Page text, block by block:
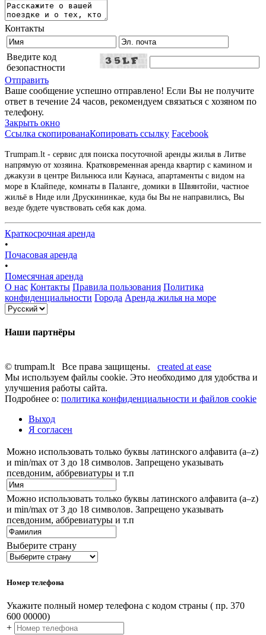
Контакты
Введите код
безопастности
Отправить
Ваше сообщение успешно отправлено! Если Вы не получите
ответ в течение 24 часов, рекомендуем связаться с хозяном по
телефону.
Закрыть окно
Ссылка скопированаКопировать ссылку Facebook
Trumpam.lt - сервис для поиска посуточной аренды жилья в Литве
напрямую от хозяина. Кратковременная аренда квартир с камином и
джакузи в центре Вильнюса или Каунаса, апартаменты с видом на
море в Клайпеде, комнаты в Паланге, домики в Швянтойи, частное
жильё в Ниде или Друскининкае, куда бы Вы не направились, Вы
везде будете чувствовать себя как дома.
Краткосрочная аренда
•
Почасовая аренда
•
Помесячная аренда
О нас Контакты Правила пользования Политика
конфиденциальности Города Аренда жилья на море
Наши партнёры
© trumpam.lt Все права защищены. created at ease
Мы используем файлы cookie. Это необходимо для удобства и
улучшения работы сайта.
Подробнее о: политика конфиденциальности и файлов cookie
Выход
Я согласен
Можно использовать только буквы латинского алфавита (a–z)
и min/max от 3 до 18 символов. Запрещено указывать
псевдоним, аббревиатуры и т.п
Можно использовать только буквы латинского алфавита (a–z)
и min/max от 3 до 18 символов. Запрещено указывать
псевдоним, аббревиатуры и т.п
Выберите страну
Номер телефона
Укажите полный номер телефона с кодом страны ( пр. 370
600 00000)
+